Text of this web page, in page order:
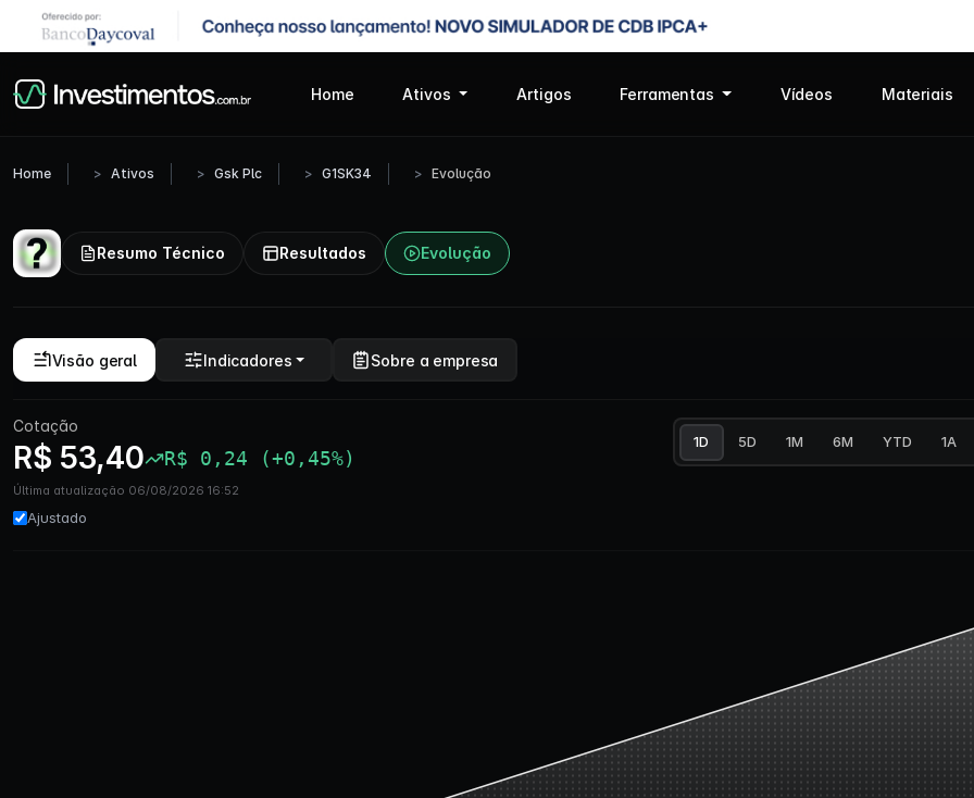
Home Ativos Artigos Ferramentas Vídeos Materiais
Home Ativos Gsk Plc G1SK34 Evolução
Resumo Técnico Resultados Evolução
Visão geral Indicadores Sobre a empresa
Cotação
R$ 53,40 R$ 0,24 (+0,45%)
Última atualização 06/08/2026 16:52
Ajustado
1D 5D 1M 6M YTD 1A